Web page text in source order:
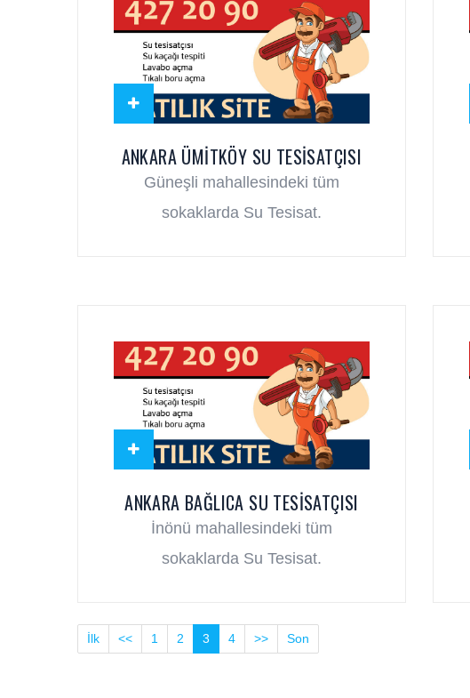
ANKARA ÜMITKÖY SU TESISATÇISI
Güneşli mahallesindeki tüm
sokaklarda Su Tesisat.
ANKARA BAĞLICA SU TESISATÇISI
İnönü mahallesindeki tüm
sokaklarda Su Tesisat.
İlk << 1 2 3 4 >> Son